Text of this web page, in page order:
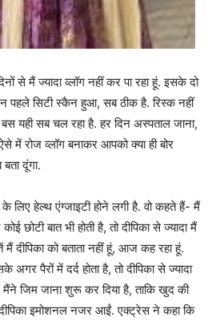
से मैं ज्यादा व्लॉग नहीं कर पा रहा हूं. इसके दो
पहले सिटी स्कैन हुआ, सब ठीक है. रिस्क नहीं
यही सब चल रहा है. हर दिन अस्पताल जाना,
में रोज व्लॉग बनाकर आपको क्या ही बोर
दूंगा.
लिए हेल्थ एंग्जाइटी होने लगी है. वो कहते हैं- मैं
छोटी बात भी होती है, तो दीपिका से ज्यादा मैं
दीपिका को बताता नहीं हूं, आज कह रहा हूं.
अगर पैरों में दर्द होता है, तो दीपिका से ज्यादा
जिम जाना शुरू कर दिया है, ताकि खुद की
इमोशनल नजर आईं. एक्ट्रेस ने कहा कि